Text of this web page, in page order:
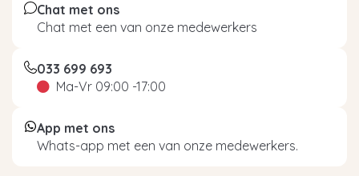
Chat met ons
Chat met een van onze medewerkers
033 699 693
Ma-Vr 09:00 -17:00
App met ons
Whats-app met een van onze medewerkers.